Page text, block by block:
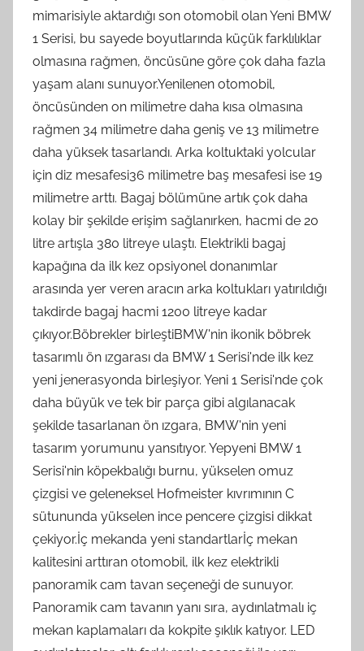
mimarisiyle aktardığı son otomobil olan Yeni BMW
1 Serisi, bu sayede boyutlarında küçük farklılıklar
olmasına rağmen, öncüsüne göre çok daha fazla
yaşam alanı sunuyor.Yenilenen otomobil,
öncüsünden on milimetre daha kısa olmasına
rağmen 34 milimetre daha geniş ve 13 milimetre
daha yüksek tasarlandı. Arka koltuktaki yolcular
için diz mesafesi36 milimetre baş mesafesi ise 19
milimetre arttı. Bagaj bölümüne artık çok daha
kolay bir şekilde erişim sağlanırken, hacmi de 20
litre artışla 380 litreye ulaştı. Elektrikli bagaj
kapağına da ilk kez opsiyonel donanımlar
arasında yer veren aracın arka koltukları yatırıldığı
takdirde bagaj hacmi 1200 litreye kadar
çıkıyor.Böbrekler birleştiBMW'nin ikonik böbrek
tasarımlı ön ızgarası da BMW 1 Serisi'nde ilk kez
yeni jenerasyonda birleşiyor. Yeni 1 Serisi'nde çok
daha büyük ve tek bir parça gibi algılanacak
şekilde tasarlanan ön ızgara, BMW'nin yeni
tasarım yorumunu yansıtıyor. Yepyeni BMW 1
Serisi'nin köpekbalığı burnu, yükselen omuz
çizgisi ve geleneksel Hofmeister kıvrımının C
sütununda yükselen ince pencere çizgisi dikkat
çekiyor.İç mekanda yeni standartlarİç mekan
kalitesini arttıran otomobil, ilk kez elektrikli
panoramik cam tavan seçeneği de sunuyor.
Panoramik cam tavanın yanı sıra, aydınlatmalı iç
mekan kaplamaları da kokpite şıklık katıyor. LED